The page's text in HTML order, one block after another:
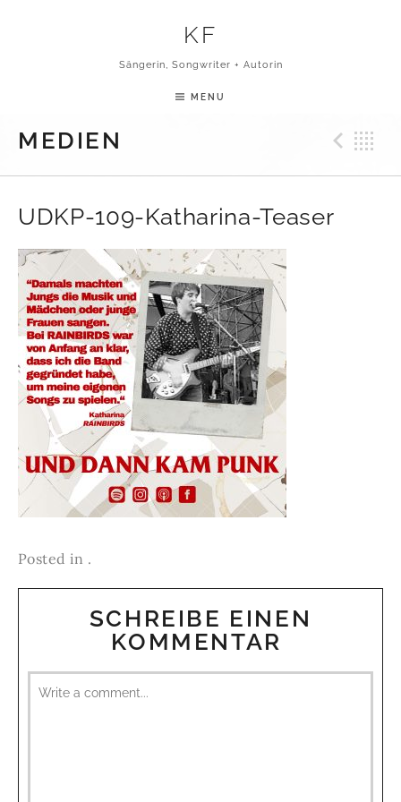
KF
Sängerin, Songwriter + Autorin
MENU
MEDIEN
UDKP-109-Katharina-Teaser
Posted in .
SCHREIBE EINEN
KOMMENTAR